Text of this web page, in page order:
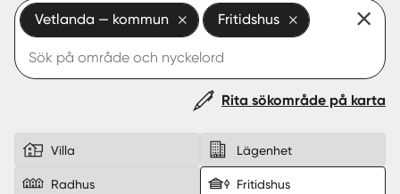
Start
Logga in
Vetlanda — kommun Fritidshus
Rita sökområde på karta
Villa Lägenhet
Radhus Fritidshus